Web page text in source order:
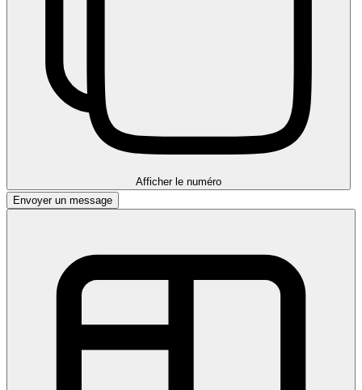
Afficher le numéro
Envoyer un message